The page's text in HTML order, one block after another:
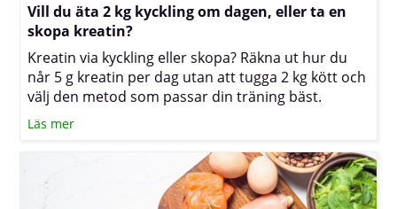
Vill du äta 2 kg kyckling om dagen, eller ta en
skopa kreatin?
Kreatin via kyckling eller skopa? Räkna ut hur du
når 5 g kreatin per dag utan att tugga 2 kg kött och
välj den metod som passar din träning bäst.
Läs mer